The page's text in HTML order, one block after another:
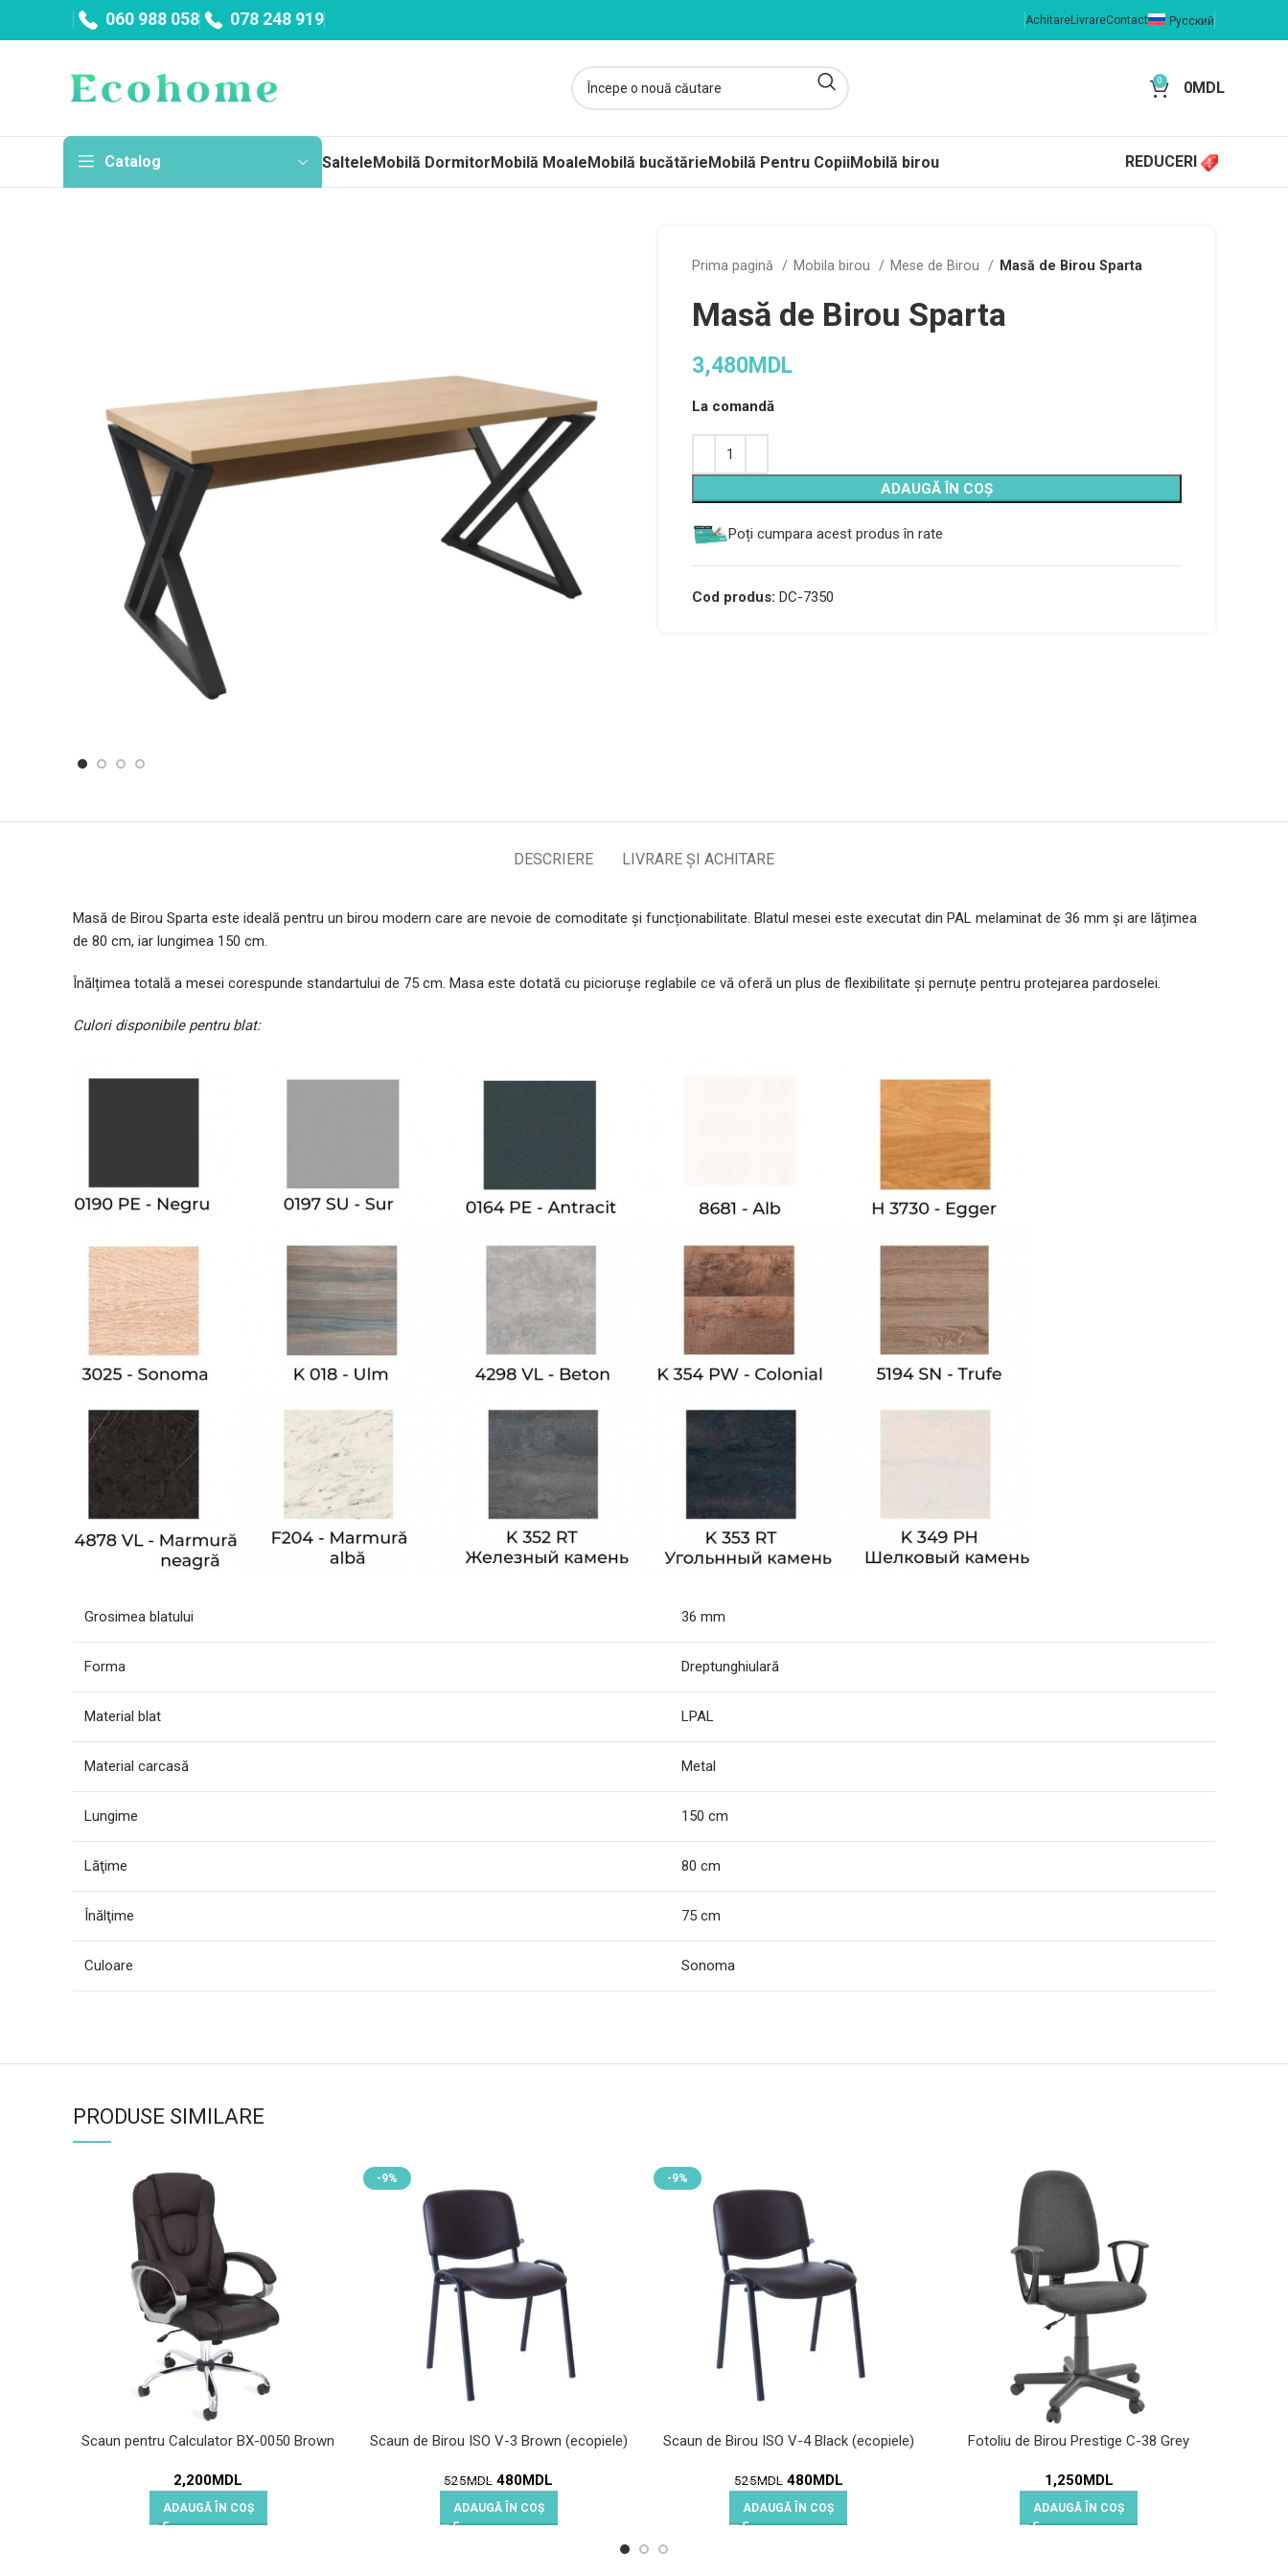
060 988 058 078 248 919 AchitareLivrareContact Русский
0 0MDL
Catalog
Arcuri Împachetate
Saltele Copii
SalteleMobilă DormitorMobilă MoaleMobilă bucătărieMobilă Pentru CopiiMobilă birou REDUCERI
Prima pagină Mobila birou Mese de Birou Masă de Birou Sparta
Masă de Birou Sparta
3,480MDL
La comandă
ADAUGĂ ÎN COȘ
Alternative:
Poți cumpara acest produs în rate
Cod produs: DC-7350
DESCRIERE LIVRARE ȘI ACHITARE
Masă de Birou Sparta este ideală pentru un birou modern care are nevoie de comoditate și funcționabilitate. Blatul mesei este executat din PAL melaminat de 36 mm și are lățimea
de 80 cm, iar lungimea 150 cm.
Înălțimea totală a mesei corespunde standartului de 75 cm. Masa este dotată cu piciorușe reglabile ce vă oferă un plus de flexibilitate și pernuțe pentru protejarea pardoselei.
Culori disponibile pentru blat:
Grosimea blatului 36 mm
Forma Dreptunghiulară
Material blat LPAL
Material carcasă Metal
Lungime 150 cm
Lăţime 80 cm
Înălţime 75 cm
Culoare Sonoma
PRODUSE SIMILARE
Scaun pentru Calculator BX-0050 Brown
2,200MDL
ADAUGĂ ÎN COȘ
-9%
Scaun de Birou ISO V-3 Brown (ecopiele)
525MDL 480MDL
ADAUGĂ ÎN COȘ
-9%
Scaun de Birou ISO V-4 Black (ecopiele)
525MDL 480MDL
ADAUGĂ ÎN COȘ
Fotoliu de Birou Prestige C-38 Grey
1,250MDL
ADAUGĂ ÎN COȘ